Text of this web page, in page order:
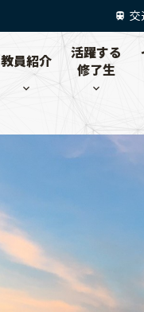
交
教員紹介
活躍する
修了生